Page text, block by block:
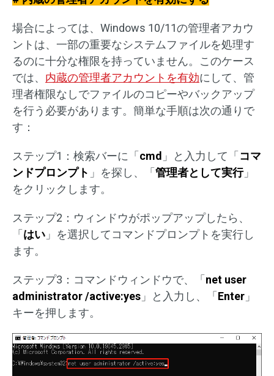
場合によっては、Windows 10/11の管理者アカウ
ントは、一部の重要なシステムファイルを処理す
るのに十分な権限を持っていません。このケース
では、 内蔵の管理者アカウントを有効にして、管
理者権限なしでファイルのコピーやバックアップ
を行う必要があります。簡単な手順は次の通りで
す：
ステップ1：検索バーに「 cmd 」と入力して「 コマ
ンドプロンプト 」を探し、「 管理者として実行」
をクリックします。
ステップ2：ウィンドウがポップアップしたら、
「 はい 」を選択してコマンドプロンプトを実行し
ます。
ステップ3：コマンドウィンドウで、「 net user
administrator /active:yes 」と入力し、「 Enter 」
キーを押します。